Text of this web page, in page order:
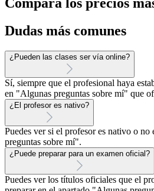
Dudas más comunes
¿Pueden las clases ser vía online?
Sí, siempre que el profesional haya
en "Algunas preguntas sobre mí" que
¿El profesor es nativo?
Puedes ver si el profesor es nativo o
preguntas sobre mí".
¿Puede preparar para un examen oficial?
Puedes ver los títulos oficiales que el